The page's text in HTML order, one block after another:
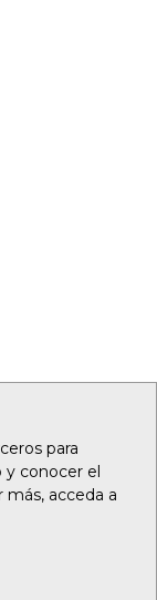
para
y conocer el
acceda a